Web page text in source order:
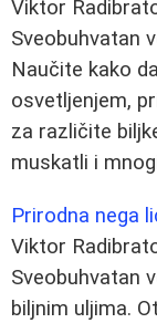
Viktor
Sveobuhvatan
Naučite kako
osvetljenjem,
za različite
muskatli i
Prirodna nega
Viktor
Sveobuhvatan
biljnim uljima.